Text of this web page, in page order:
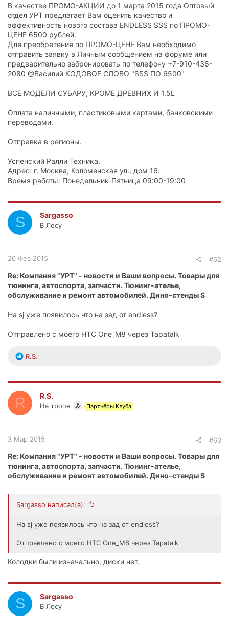
В качестве ПРОМО-АКЦИИ до 1 марта 2015 года Оптовый
отдел УРТ предлагает Вам оценить качество и
эффективность нового состава ENDLESS SSS по ПРОМО-
ЦЕНЕ 6500 рублей.
Для преобретения по ПРОМО-ЦЕНЕ Вам необходимо
отправить заявку в Личным сообщением на форуме или
предварительно забронировать по телефону +7-910-436-
2080 @Василий КОДОВОЕ СЛОВО "SSS ПО 6500"
ВСЕ МОДЕЛИ СУБАРУ, КРОМЕ ДРЕВНИХ И 1.5L
Оплата наличными, пластиковыми картами, банковскими
переводами.
Отправка в регионы.
Успенский Ралли Техника.
Адрес: г. Москва, Коломенская ул., дом 16.
Время работы: Понедельник-Пятница 09:00-19:00
S Sargasso
В Лесу
20 Фев 2015 #62
Re: Компания "УРТ" - новости и Ваши вопросы. Товары для
тюнинга, автоспорта, запчасти. Тюнинг-ателье,
обслуживание и ремонт автомобилей. Дино-стенды S
На sj уже появилось что на зад от endless?
Отправлено с моего HTC One_M8 через Tapatalk
Р
к
ц
и
R.S.
R R.S.
На тропе Партнёры Клуба
3 Мар 2015 #63
Re: Компания "УРТ" - новости и Ваши вопросы. Товары для
тюнинга, автоспорта, запчасти. Тюнинг-ателье,
обслуживание и ремонт автомобилей. Дино-стенды S
Sargasso написал(а):
На sj уже появилось что на зад от endless?
Отправлено с моего HTC One_M8 через Tapatalk
Колодки были изначально, диски нет.
S Sargasso
В Лесу